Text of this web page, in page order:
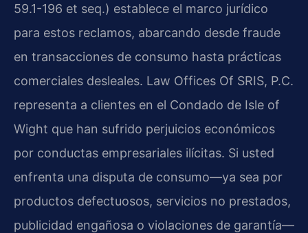
59.1-196 et seq.) establece el marco jurídico
para estos reclamos, abarcando desde fraude
en transacciones de consumo hasta prácticas
comerciales desleales. Law Offices Of SRIS, P.C.
representa a clientes en el Condado de Isle of
Wight que han sufrido perjuicios económicos
por conductas empresariales ilícitas. Si usted
enfrenta una disputa de consumo—ya sea por
productos defectuosos, servicios no prestados,
publicidad engañosa o violaciones de garantía—